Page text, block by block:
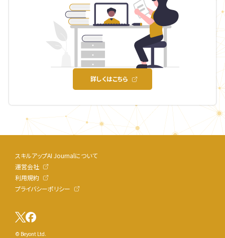
詳しくはこちら
スキルアップAI Journalについて
運営会社
利用規約
プライバシーポリシー
© Beyont Ltd.